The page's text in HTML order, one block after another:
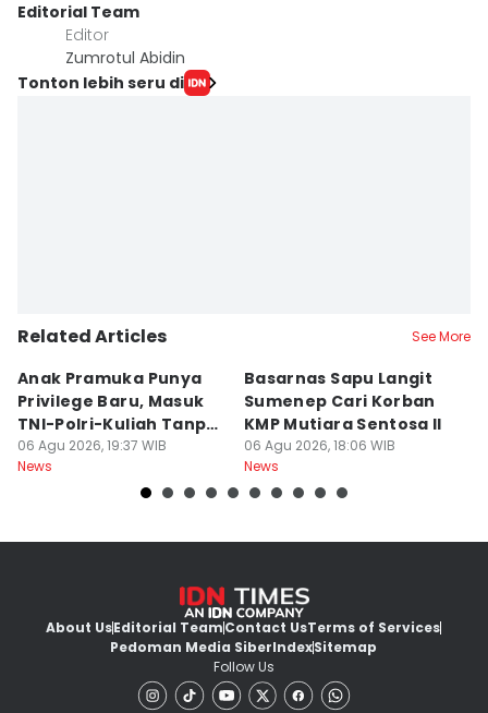
Editorial Team
Editor
Zumrotul Abidin
Tonton lebih seru di
Related Articles See More
Anak Pramuka Punya
Privilege Baru, Masuk
TNI-Polri-Kuliah Tanpa
Tes
06 Agu 2026, 19:37 WIB
News
Basarnas Sapu Langit
Sumenep Cari Korban
KMP Mutiara Sentosa II
06 Agu 2026, 18:06 WIB
News
About UsEditorial TeamContact UsTerms of Services
Pedoman Media SiberIndexSitemap
Follow Us